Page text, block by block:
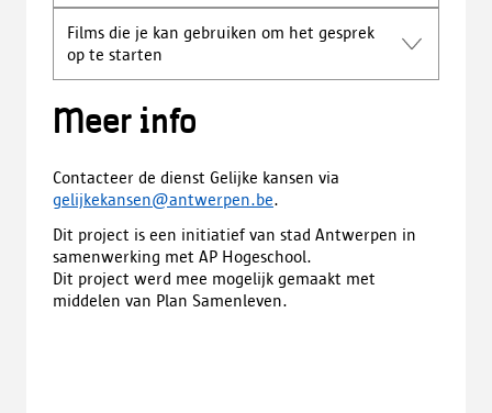
u
t
)
e
n
l
d
Films die je kan gebruiken om het gesprek
op te starten
Meer info
Contacteer de dienst Gelijke kansen via
gelijkekansen@antwerpen.be.
Dit project is een initiatief van stad Antwerpen in
samenwerking met AP Hogeschool.
Dit project werd mee mogelijk gemaakt met
middelen van Plan Samenleven.